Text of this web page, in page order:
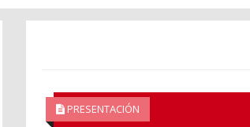
PRESENTACIÓN